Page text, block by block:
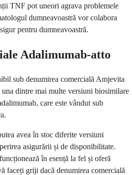
TNF pot uneori agrava problemele
dumneavoastră vor colabora
pentru dumneavoastră.
Adalimumab-atto
sub denumirea comercială Amjevita
una dintre mai multe versiuni biosimilare
care este vândut sub
avea în stoc diferite versiuni
asigurării și de disponibilitate.
în esență la fel și oferă
faceți griji dacă denumirea comercială